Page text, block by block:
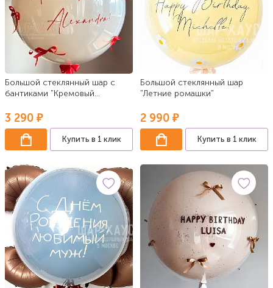
Большой стеклянный шар с
бантиками "Кремовый
3 290 ₽
Купить в 1 клик
Большой стеклянный шар
"Летние ромашки"
2 990 ₽
Купить в 1 клик